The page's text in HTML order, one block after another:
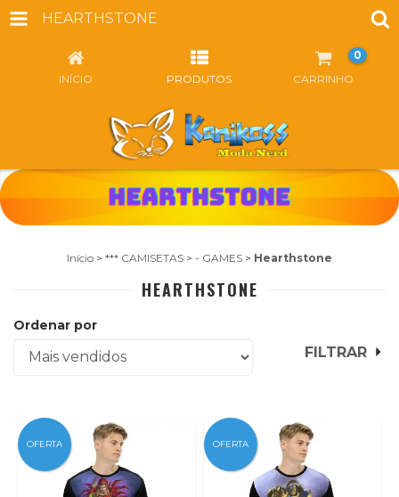
HEARTHSTONE
INÍCIO PRODUTOS CARRINHO
0
Início > *** CAMISETAS > - GAMES > Hearthstone
HEARTHSTONE
Ordenar por
FILTRAR
OFERTA OFERTA